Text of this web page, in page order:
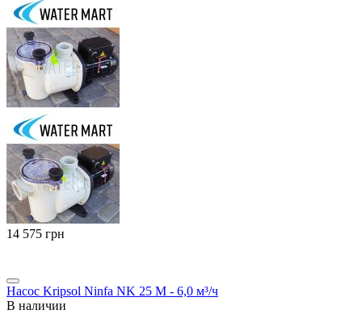
‍14 575‍ грн
Насос Kripsol Ninfa NK 25 M - 6,0 м³/ч
В наличии